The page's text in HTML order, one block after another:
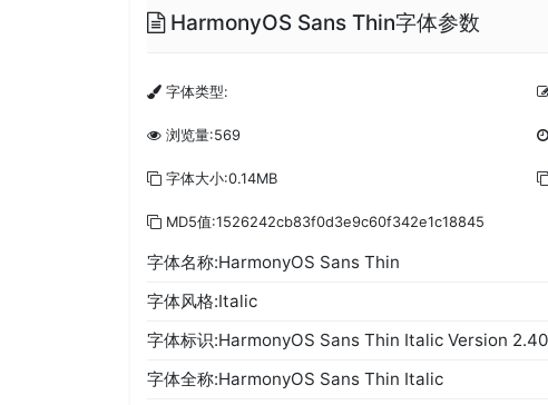
HarmonyOS Sans Thin字体参数
字体类型:
浏览量:569
字体大小:0.14MB
MD5值:1526242cb83f0d3e9c60f342e1c18845
字体名称:HarmonyOS Sans Thin
字体风格:Italic
字体标识:HarmonyOS Sans Thin Italic Version
字体全称:HarmonyOS Sans Thin Italic